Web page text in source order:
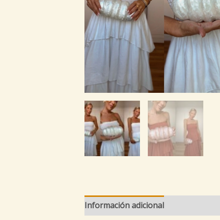
Información adicional